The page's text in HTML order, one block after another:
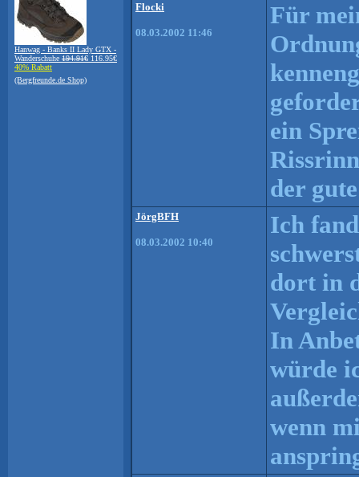
Hanwag - Banks II Lady GTX -
Wanderschuhe 194.91€ 116.95€
40% Rabatt
(Bergfreunde.de Shop)
Flocki
08.03.2002 11:46
Für
ein
der
JörgBFH
08.03.2002 10:40
Ich
dort in
In
würde
wenn